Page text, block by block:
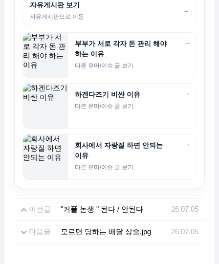
자유게시판 보기
자유게시판으로 이동
→
부부가 서로 각자 돈 관리 해야
하는 이유
다른 유머/이슈 글 보기
→
하겐다즈기 비싼 이유
다른 유머/이슈 글 보기
→
회사에서 자랑질 하면 안되는
이유
다른 유머/이슈 글 보기
→
이전글 "커플 논쟁 " 된다 / 안된다 26.07.05
다음글 모르면 당하는 배달 상술.jpg 26.07.05